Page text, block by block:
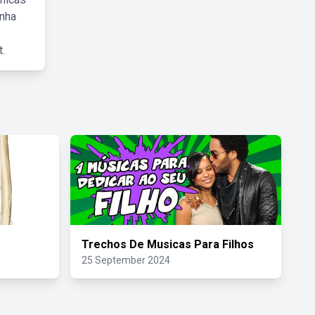
Trechos De Musicas Para Filhos
25 September 2024